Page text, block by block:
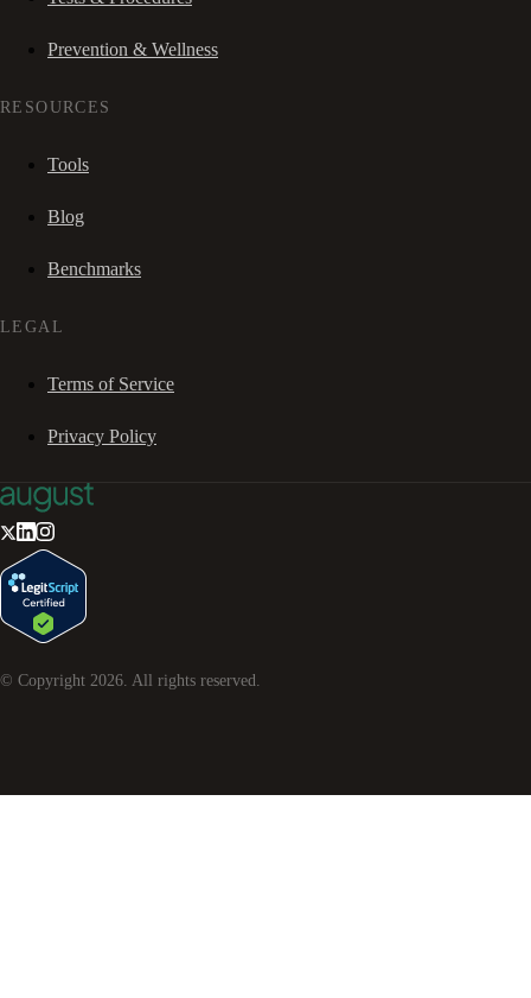
Prevention & Wellness
RESOURCES
Tools
Blog
Benchmarks
LEGAL
Terms of Service
Privacy Policy
© Copyright 2026 . All rights reserved.